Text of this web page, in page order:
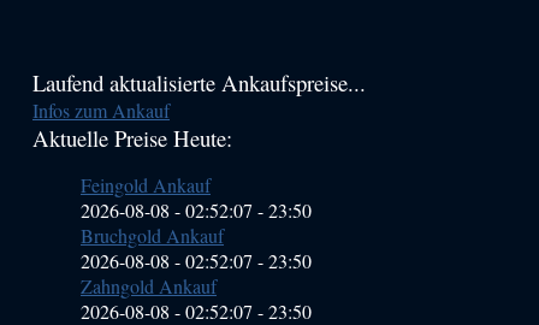
Haupt-
Sidebar
Laufend aktualisierte Ankaufspreise...
Infos zum Ankauf
Aktuelle Preise Heute:
Feingold Ankauf
2026-08-08 - 02:52:07 -23:50
Bruchgold Ankauf
2026-08-08 - 02:52:07 -23:50
Zahngold Ankauf
2026-08-08 - 02:52:07 -23:50